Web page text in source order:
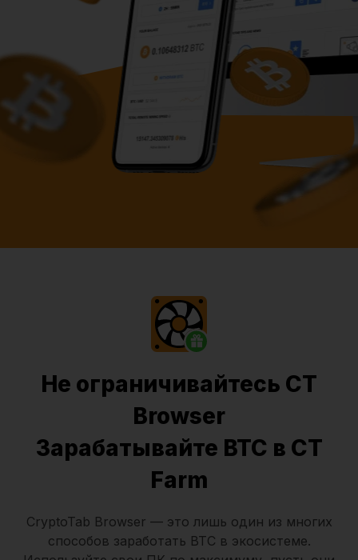
Не ограничивайтесь CT
Browser
Зарабатывайте BTC в CT
Farm
CryptoTab Browser — это лишь один из многих
способов заработать BTC в экосистеме.